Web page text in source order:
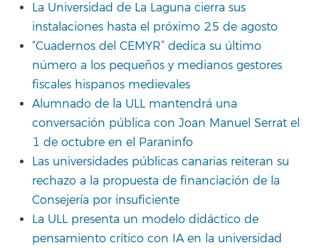
La Universidad de La Laguna cierra sus
instalaciones hasta el próximo 25 de agosto
“Cuadernos del CEMYR” dedica su último
número a los pequeños y medianos gestores
fiscales hispanos medievales
Alumnado de la ULL mantendrá una
conversación pública con Joan Manuel Serrat el
1 de octubre en el Paraninfo
Las universidades públicas canarias reiteran su
rechazo a la propuesta de financiación de la
Consejería por insuficiente
La ULL presenta un modelo didáctico de
pensamiento crítico con IA en la universidad